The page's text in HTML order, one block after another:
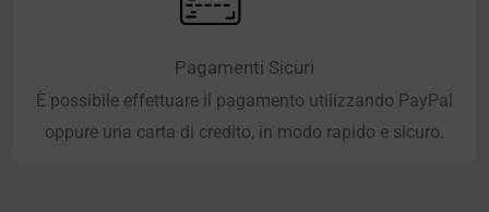
Pagamenti Sicuri
È possibile effettuare il pagamento utilizzando PayPal
oppure una carta di credito, in modo rapido e sicuro.